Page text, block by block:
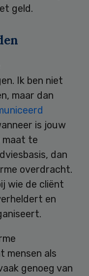
geld.
Ik ben niet
maar dan
is jouw
maat te
dan
overdracht.
wie de cliënt
en
mensen als
genoeg van